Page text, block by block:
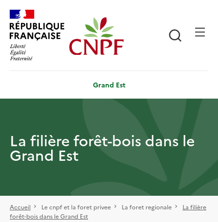
contenu
principal
Grand Est
La filière forêt-bois dans le
Grand Est
Accueil Le cnpf et la foret privee La foret regionale
La filière
forêt-bois dans le Grand Est